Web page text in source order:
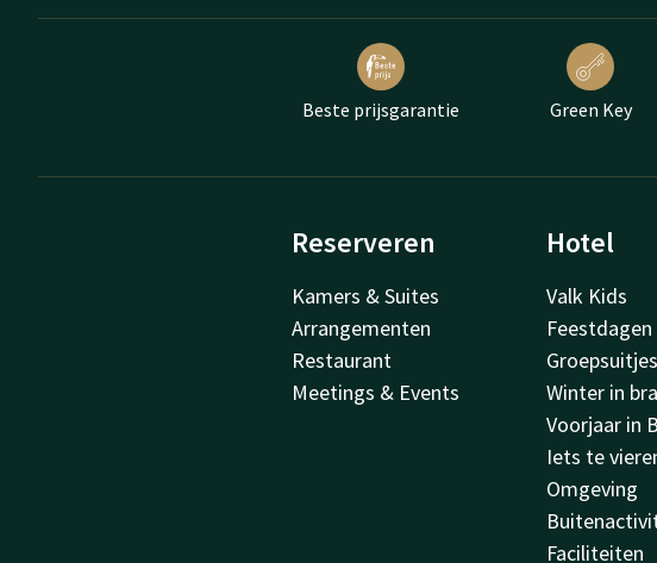
Beste prijsgarantie Green Key
Reserveren
Kamers & Suites
Arrangementen
Restaurant
Meetings & Events
Hotel
Valk Kids
Feestdagen
Groepsuitjes
Winter in
Voorjaar in
Iets te
Omgeving
Faciliteiten